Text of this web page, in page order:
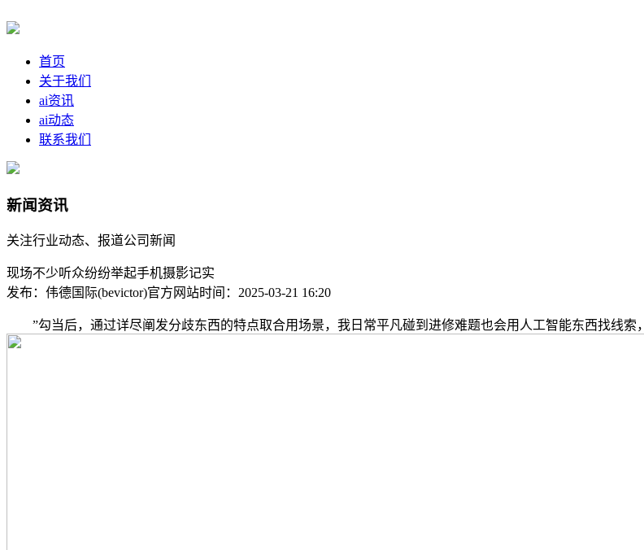
首页
关于我们
ai资讯
ai动态
联系我们
新闻资讯
关注行业动态、报道公司新闻
现场不少听众纷纷举起手机摄影记实
发布：伟德国际(bevictor)官方网站时间：2025-03-21 16:20
”勾当后，通过详尽阐发分歧东西的特点取合用场景，我日常平凡碰到进修难题也会用人工智能东西找线索，